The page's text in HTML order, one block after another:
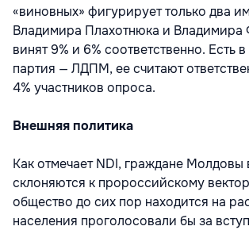
«виновных» фигурирует только два
Владимира Плахотнюка и Владимира
винят 9% и 6% соответственно. Есть
партия — ЛДПМ, ее считают
4% участников опроса.
Внешняя политика
Как отмечает NDI, граждане Молдовы
склоняются к пророссийскому
общество до сих пор находится на
населения проголосовали бы за